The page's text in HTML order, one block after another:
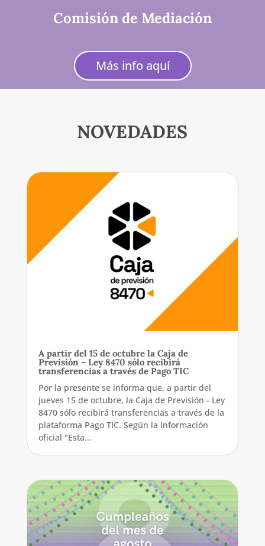
Comisión de Mediación
Más info aquí
NOVEDADES
A partir del 15 de octubre la Caja de
Previsión – Ley 8470 sólo recibirá
transferencias a través de Pago TIC
Por la presente se informa que, a partir del
jueves 15 de octubre, la Caja de Previsión - Ley
8470 sólo recibirá transferencias a través de la
plataforma Pago TIC. Según la información
oficial "Esta...